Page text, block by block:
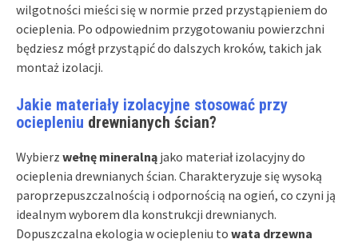
wilgotności mieści się w normie przed przystąpieniem do
ocieplenia. Po odpowiednim przygotowaniu powierzchni
będziesz mógł przystąpić do dalszych kroków, takich jak
montaż izolacji.
Jakie materiały izolacyjne stosować przy
ociepleniu drewnianych ścian?
Wybierz wełnę mineralną jako materiał izolacyjny do
ocieplenia drewnianych ścian. Charakteryzuje się wysoką
paroprzepuszczalnością i odpornością na ogień, co czyni ją
idealnym wyborem dla konstrukcji drewnianych.
Dopuszczalna ekologia w ociepleniu to wata drzewna